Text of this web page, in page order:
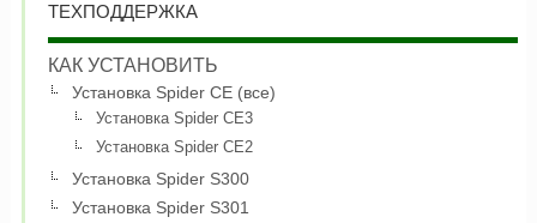
ТЕХПОДДЕРЖКА
КАК УСТАНОВИТЬ
Установка Spider CE (все)
Установка Spider CE3
Установка Spider CE2
Установка Spider S300
Установка Spider S301